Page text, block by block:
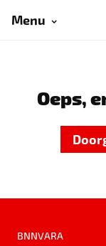
Menu
Oeps,
BNNVARA